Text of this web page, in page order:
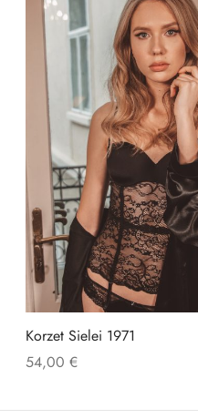
Korzet Sielei 1971
54,00 €